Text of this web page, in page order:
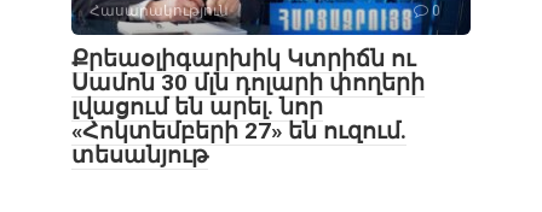
Հասարակություն 0
Քրեաօլիգարխիկ Կտրիճն ու
Սամոն 30 մլն դոլարի փողերի
լվացում են արել․ նոր
«Հոկտեմբերի 27» են ուզում.
տեսանյութ